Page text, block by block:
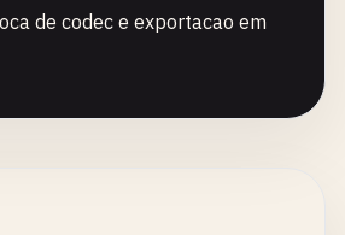
de codec e exportacao em